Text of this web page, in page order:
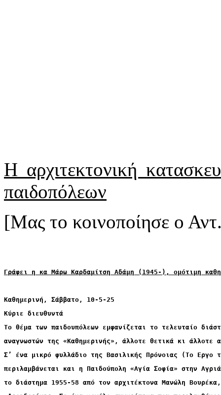
Η αρχιτεκτονική
παιδοπόλεων
[Μας το κοινοποίησε ο
Γράφει η κα Μάρω Καρδαμίτση Αδάμη (1945-), ομότιμη
Καθημερινή, Σάββατο, 10-5-25
Κύριε διευθυντά
To θέμα των παιδουπόλεων εμφανίζεται το τελευταίο
αναγνωστών της «Καθημερινής», άλλοτε θετικά κι άλλοτε
Σ’ ένα μικρό φυλλάδιο της Βασιλικής Πρόνοιας (Το Εργο
περιλαμβάνεται και η Παιδούπολη «Αγία Σοφία» στην
το διάστημα 1955-58 από τον αρχιτέκτονα Μανώλη